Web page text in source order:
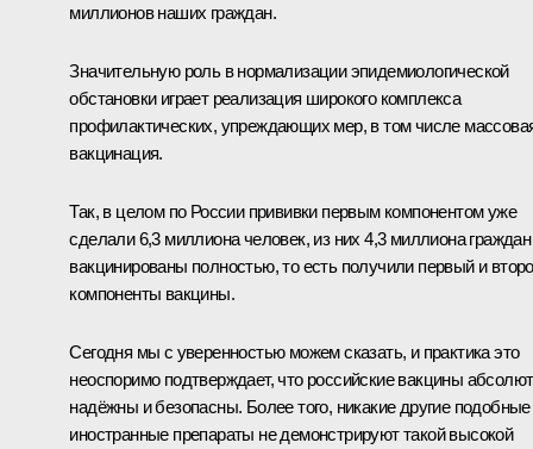
миллионов наших граждан.
Значительную роль в нормализации эпидемиологической
обстановки играет реализация широкого комплекса
профилактических, упреждающих мер, в том числе
вакцинация.
Так, в целом по России прививки первым компонентом уже
сделали 6,3 миллиона человек, из них 4,3 миллиона граждан
вакцинированы полностью, то есть получили первый и
компоненты вакцины.
Сегодня мы с уверенностью можем сказать, и практика это
неоспоримо подтверждает, что российские вакцины
надёжны и безопасны. Более того, никакие другие подобные
иностранные препараты не демонстрируют такой высокой